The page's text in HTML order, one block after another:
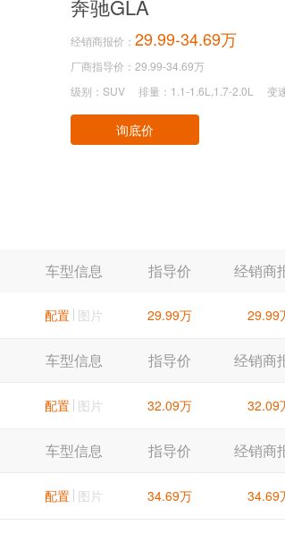
奔驰GLA
经销商报价： 29.99-34.69万
厂商指导价：29.99-34.69万
级别：SUV
排量：1.1-1.6L,1.7-2.0L 变
询底价
车型信息 指导价 经销商
配置 图片 29.99万 29.99
车型信息 指导价 经销商
配置 图片 32.09万 32.09
车型信息 指导价 经销商
配置 图片 34.69万 34.69